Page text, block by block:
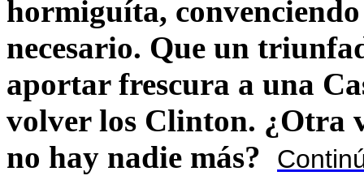
hormiguíta,
necesario. Que un
aportar frescura a una
volver los Clinton. ¿Otra
no hay nadie más?